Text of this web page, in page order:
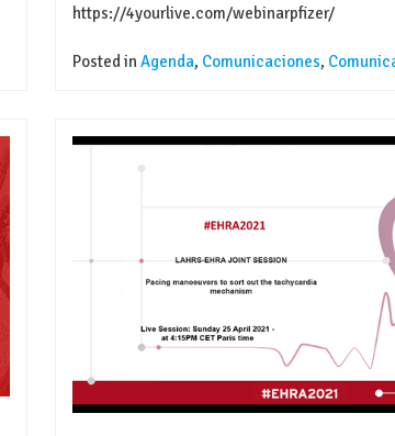
https://4yourlive.com/webinarpfizer/
Posted inAgenda, Comunicaciones,